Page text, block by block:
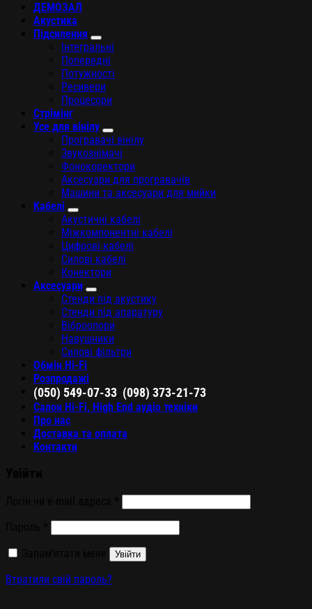
ДЕМОЗАЛ
Акустика
Підсилення
Інтегральні
Попередні
Потужності
Ресивери
Процесори
Стрімінг
Усе для вінілу
Програвачі вінілу
Звукознімачі
Фонокоректори
Аксесуари для програвачів
Машини та аксесуари для мийки
Кабелі
Акустичні кабелі
Міжкомпонентні кабелі
Цифрові кабелі
Силові кабелі
Конектори
Аксесуари
Стенди під акустику
Стенди під апаратуру
Віброопори
Навушники
Силові фільтри
Обмін Hi-Fi
Розпродажі
(050) 549-07-33 (098) 373-21-73
Салон Hi-Fi, High End аудіо техніки
Про нас
Доставка та оплата
Контакти
Увійти
Втратили свій пароль?